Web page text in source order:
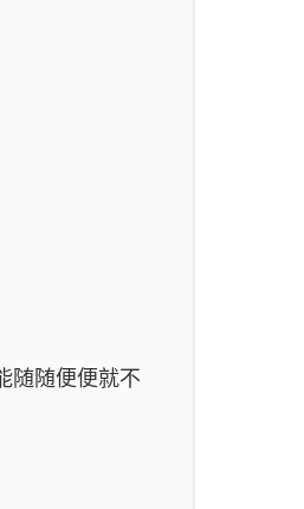
随随便便就不